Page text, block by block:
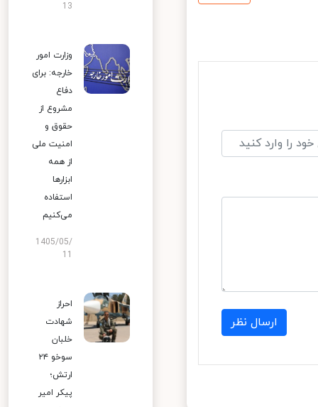
ارسال نظر
13
وزارت امور
خارجه: برای
دفاع
مشروع از
حقوق و
امنیت ملی
از همه
ابزارها
استفاده
می‌کنیم
1405/05/
احراز
شهادت
خلبان
سوخو ۲۴
ارتش؛
پیکر امیر